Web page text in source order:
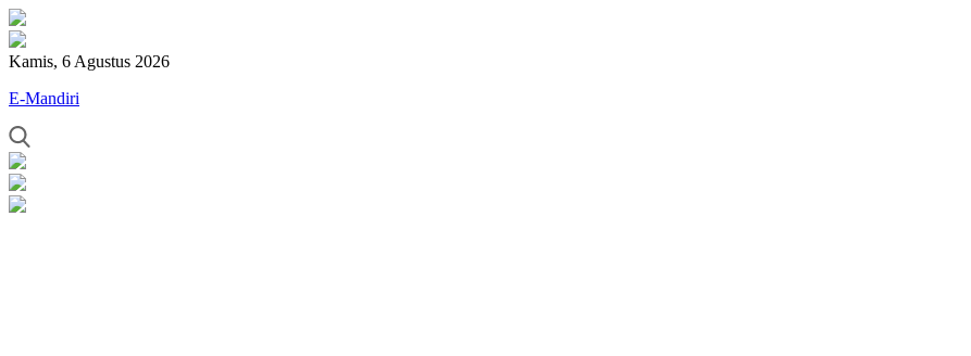
Kamis, 6 Agustus 2026
E-Mandiri